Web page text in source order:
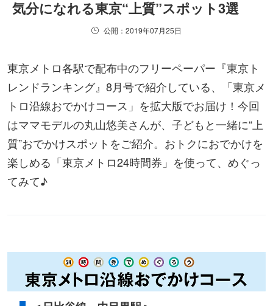
気分になれる東京“上質”スポット3選
公開：2019年07月25日
東京メトロ各駅で配布中のフリーペーパー『東京ト
レンドランキング』8月号で紹介している、「東京メ
トロ沿線おでかけコース」を拡大版でお届け！今回
はママモデルの丸山悠美さんが、子どもと一緒に“上
質”おでかけスポットをご紹介。おトクにおでかけを
楽しめる「東京メトロ24時間券」を使って、めぐっ
てみて♪